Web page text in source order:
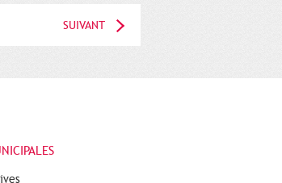
SUIVANT